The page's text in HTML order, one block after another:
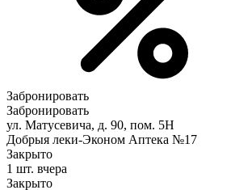
Забронировать
Забронировать
ул. Матусевича, д. 90, пом. 5Н
Добрыя леки-Эконом Аптека №17
Закрыто
1 шт. вчера
Закрыто